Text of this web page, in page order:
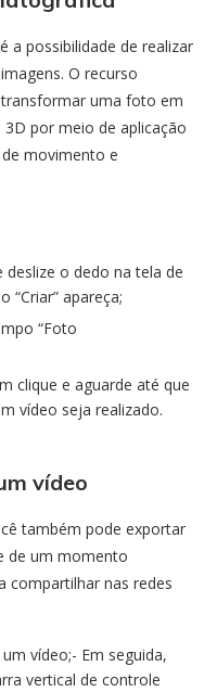
a possibilidade de realizar
O recurso
uma foto em
por meio de aplicação
movimento e
o dedo na tela de
“Criar” apareça;
“Foto
clique e aguarde até que
vídeo seja realizado.
vídeo
também pode exportar
de um momento
compartilhar nas redes
vídeo;- Em seguida,
vertical de controle